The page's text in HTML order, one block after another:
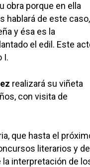
obra porque en ella
hablará de este caso,
y ésa es la
el edil. Este
I.
realizará su viñeta
con visita de
que hasta el
literarios y de
interpretación de